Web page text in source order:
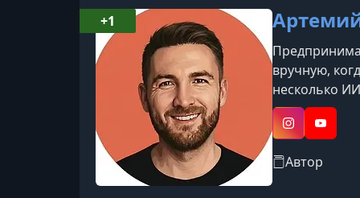
вручную,
несколько
интеллекте
насчитывала
InstagramYouTube
Автор
+1